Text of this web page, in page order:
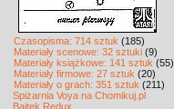
Czasopisma: 714 sztuk (185)
Materiały scenowe: 32 sztuki (9)
Materiały książkowe: 141 sztuk (55)
Materiały firmowe: 27 sztuk (20)
Materiały o grach: 351 sztuk (211)
Spiżarnia Voya na Chomikuj.pl
Bajtek Redux